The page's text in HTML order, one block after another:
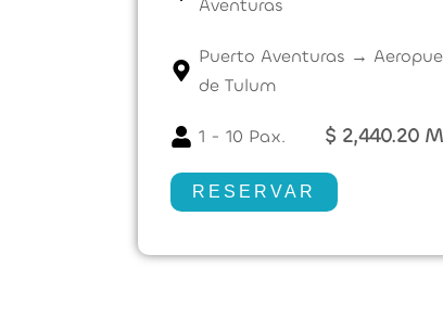
Aventuras
Puerto Aventuras →
de Tulum
1 - 10 Pax. $ 2,440.20
RESERVAR